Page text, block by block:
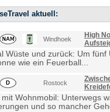
aktuell:
Windhoek
High
Wüste und zurück: Um
wie ein Feuerball...
Rostock
mit Wohnmobil: Unterwegs
und so mancher